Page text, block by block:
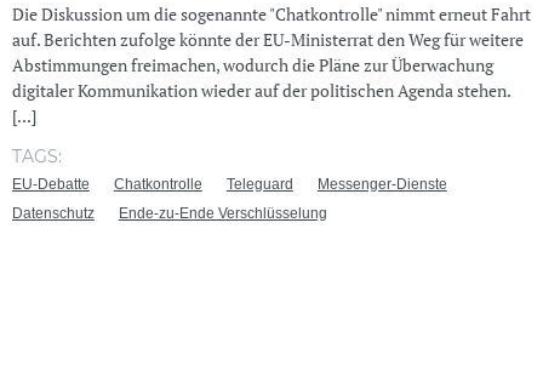
Die Diskussion um die sogenannte "Chatkontrolle" nimmt erneut Fahrt
auf. Berichten zufolge könnte der EU-Ministerrat den Weg für weitere
Abstimmungen freimachen, wodurch die Pläne zur Überwachung
digitaler Kommunikation wieder auf der politischen Agenda stehen.
[...]
TAGS:
EU-Debatte Chatkontrolle Teleguard
Messenger-Dienste
Datenschutz
Ende-zu-Ende Verschlüsselung